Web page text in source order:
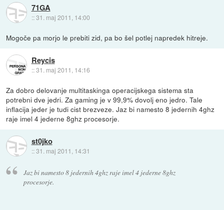
71GA
::31. maj 2011, 14:00
Mogoče pa morjo le prebiti zid, pa bo šel potlej napredek hitreje.
Reycis
::31. maj 2011, 14:16
Za dobro delovanje multitaskinga operacijskega sistema sta
potrebni dve jedri. Za gaming je v 99,9% dovolj eno jedro. Tale
inflacija jeder je tudi cist brezveze. Jaz bi namesto 8 jedernih 4ghz
raje imel 4 jederne 8ghz procesorje.
st0jko
::31. maj 2011, 14:31
Jaz bi namesto 8 jedernih 4ghz raje imel 4 jederne 8ghz
procesorje.